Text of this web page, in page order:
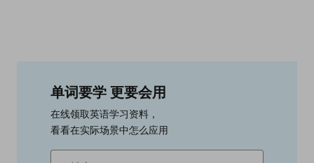
单词要学 更要会用
在线领取英语学习资料，
看看在实际场景中怎么应用